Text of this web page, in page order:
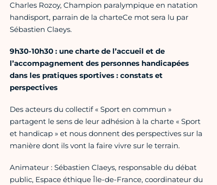
Charles Rozoy, Champion paralympique en natation
handisport, parrain de la charteCe mot sera lu par
Sébastien Claeys.
9h30-10h30 : une charte de l’accueil et de
l’accompagnement des personnes handicapées
dans les pratiques sportives : constats et
perspectives
Des acteurs du collectif « Sport en commun »
partagent le sens de leur adhésion à la charte « Sport
et handicap » et nous donnent des perspectives sur la
manière dont ils vont la faire vivre sur le terrain.
Animateur : Sébastien Claeys, responsable du débat
public, Espace éthique Île-de-France, coordinateur du